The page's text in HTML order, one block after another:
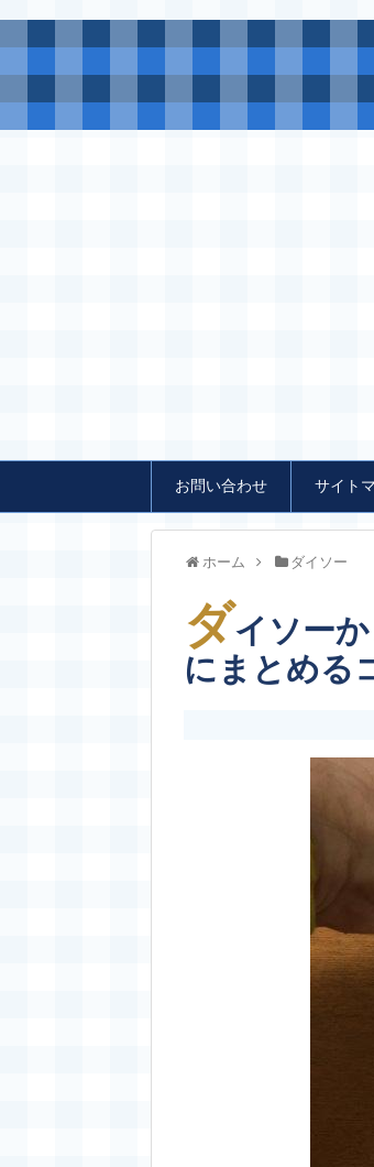
お問い合わせ サイト
ホーム ダイソー
ダイソー
にまとめる